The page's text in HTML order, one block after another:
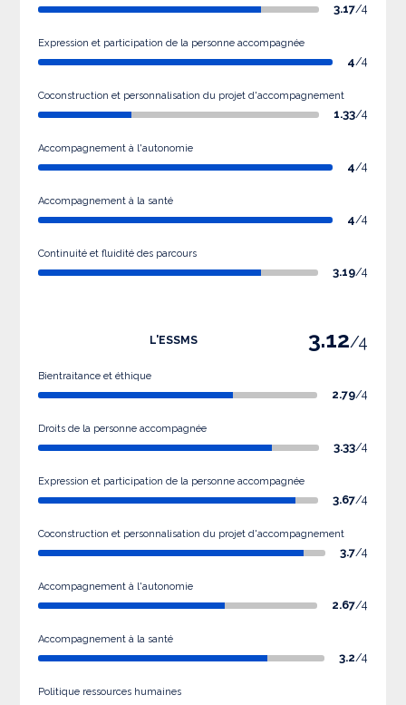
3.17/4
Expression et participation de la personne accompagnée
4/4
Coconstruction et personnalisation du projet d'accompagnement
1.33/4
Accompagnement à l'autonomie
4/4
Accompagnement à la santé
4/4
Continuité et fluidité des parcours
3.19/4
L'ESSMS 3.12/4
Bientraitance et éthique
2.79/4
Droits de la personne accompagnée
3.33/4
Expression et participation de la personne accompagnée
3.67/4
Coconstruction et personnalisation du projet d'accompagnement
3.7/4
Accompagnement à l'autonomie
2.67/4
Accompagnement à la santé
3.2/4
Politique ressources humaines